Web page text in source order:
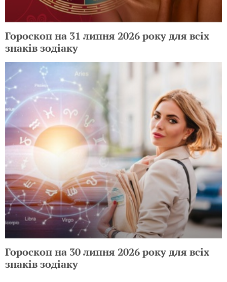
Гороскоп на 31 липня 2026 року для всіх
знаків зодіаку
Гороскоп на 30 липня 2026 року для всіх
знаків зодіаку